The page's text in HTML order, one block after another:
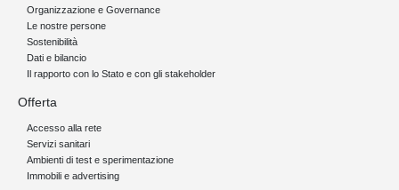
Organizzazione e Governance
Le nostre persone
Sostenibilità
Dati e bilancio
Il rapporto con lo Stato e con gli stakeholder
Offerta
Accesso alla rete
Servizi sanitari
Ambienti di test e sperimentazione
Immobili e advertising